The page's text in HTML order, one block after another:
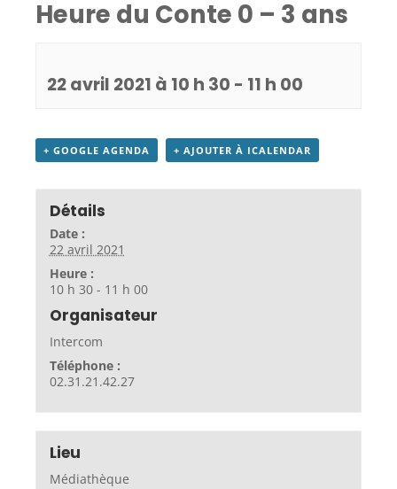
Heure du Conte 0 – 3 ans
22 avril 2021 à 10 h 30 - 11 h 00
+ GOOGLE AGENDA + AJOUTER À ICALENDAR
Détails
Date :
22 avril 2021
Heure :
10 h 30 - 11 h 00
Organisateur
Intercom
Téléphone :
02.31.21.42.27
Lieu
Médiathèque